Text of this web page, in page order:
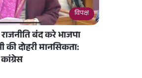
विपक्ष
बंद करे भाजपा
की दोहरी मानसिकता: